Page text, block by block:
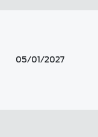
05/01/2027